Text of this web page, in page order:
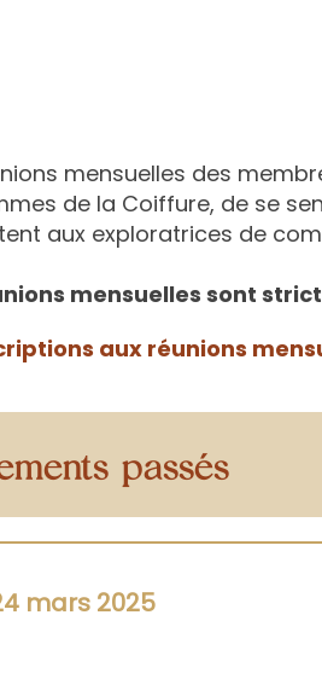
mensuelles des
de la Coiffure, de se
aux exploratrices de
mensuelles sont
aux réunions
passés
mars 2025